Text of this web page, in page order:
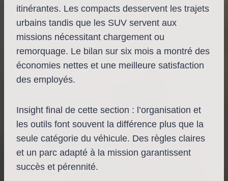
itinérantes. Les compacts desservent les trajets
urbains tandis que les SUV servent aux
missions nécessitant chargement ou
remorquage. Le bilan sur six mois a montré des
économies nettes et une meilleure satisfaction
des employés.
Insight final de cette section : l’organisation et
les outils font souvent la différence plus que la
seule catégorie du véhicule. Des règles claires
et un parc adapté à la mission garantissent
succès et pérennité.